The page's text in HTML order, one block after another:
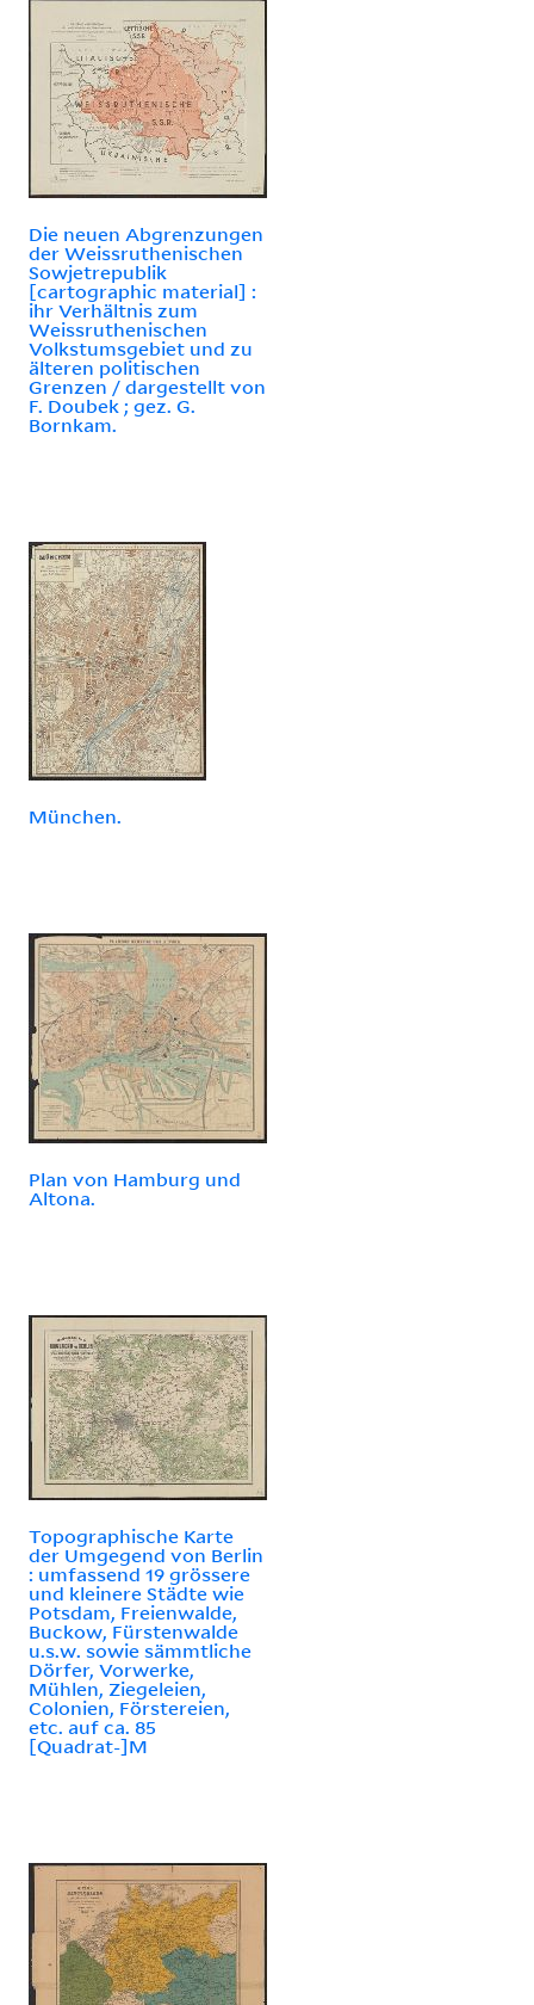
Die neuen Abgrenzungen
der Weissruthenischen
Sowjetrepublik
[cartographic material] :
ihr Verhältnis zum
Weissruthenischen
Volkstumsgebiet und zu
älteren politischen
Grenzen / dargestellt von
F. Doubek ; gez. G.
Bornkam.
München.
Plan von Hamburg und
Altona.
Topographische Karte
der Umgegend von Berlin
: umfassend 19 grössere
und kleinere Städte wie
Potsdam, Freienwalde,
Buckow, Fürstenwalde
u.s.w. sowie sämmtliche
Dörfer, Vorwerke,
Mühlen, Ziegeleien,
Colonien, Förstereien,
etc. auf ca. 85
[Quadrat-]M